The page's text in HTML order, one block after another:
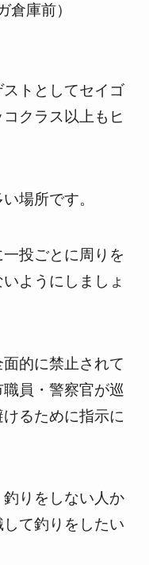
倉庫前）
トとしてセイゴ
クラス以上もヒ
場所です。
投ごとに周りを
ようにしましょ
的に禁止されて
員・警察官が巡
るために指示に
りをしない人か
て釣りをしたい